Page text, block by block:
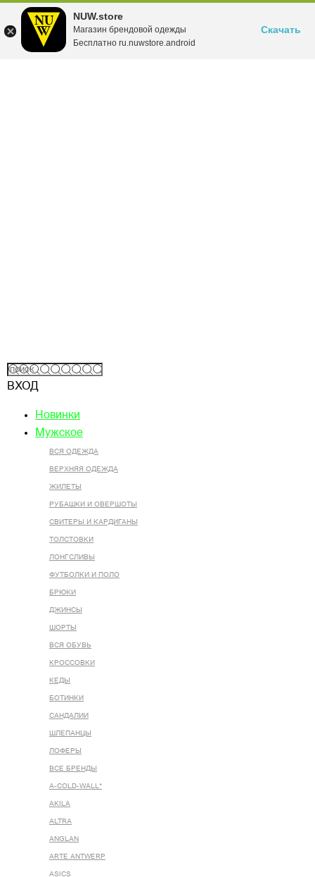
NUW.store
Магазин брендовой одежды
Бесплатно ru.nuwstore.android
Скачать
ВХОД
Новинки
Мужское
ВСЯ ОДЕЖДА
ВЕРХНЯЯ ОДЕЖДА
ЖИЛЕТЫ
РУБАШКИ И ОВЕРШОТЫ
СВИТЕРЫ И КАРДИГАНЫ
ТОЛСТОВКИ
ЛОНГСЛИВЫ
ФУТБОЛКИ И ПОЛО
БРЮКИ
ДЖИНСЫ
ШОРТЫ
ВСЯ ОБУВЬ
КРОССОВКИ
КЕДЫ
БОТИНКИ
САНДАЛИИ
ШЛЕПАНЦЫ
ЛОФЕРЫ
ВСЕ БРЕНДЫ
A-COLD-WALL*
AKILA
ALTRA
ANGLAN
ARTE ANTWERP
ASICS